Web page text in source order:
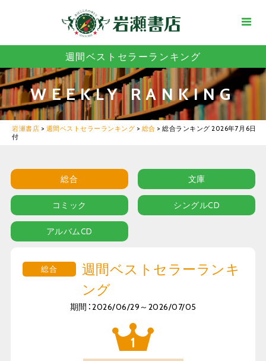
週間ベストセラーランキング
WEEKLY RANKING
岩瀬書店 > 週間ベストセラーランキング > 総合 > 総合ランキング 2026年7月6日
付
総合 文庫
コミック シングルCD
アルバムCD
総合
週間ベストセラーランキ
ング
期間：2026/06/29～2026/07/05